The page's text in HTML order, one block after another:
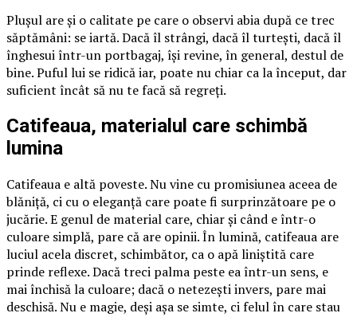
Plușul are și o calitate pe care o observi abia după ce trec
săptămâni: se iartă. Dacă îl strângi, dacă îl turtești, dacă îl
înghesui într-un portbagaj, își revine, în general, destul de
bine. Puful lui se ridică iar, poate nu chiar ca la început, dar
suficient încât să nu te facă să regreți.
Catifeaua, materialul care schimbă
lumina
Catifeaua e altă poveste. Nu vine cu promisiunea aceea de
blăniță, ci cu o eleganță care poate fi surprinzătoare pe o
jucărie. E genul de material care, chiar și când e într-o
culoare simplă, pare că are opinii. În lumină, catifeaua are
luciul acela discret, schimbător, ca o apă liniștită care
prinde reflexe. Dacă treci palma peste ea într-un sens, e
mai închisă la culoare; dacă o netezești invers, pare mai
deschisă. Nu e magie, deși așa se simte, ci felul în care stau